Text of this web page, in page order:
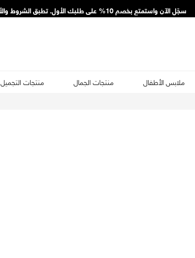
سجّل الآن واستمتع بخصم 10% على طلبك الأول. تطبق الشروط والأحكام*
ملابس الأطفال منتجات الجمال منتجات التجميل